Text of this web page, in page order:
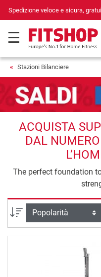
Spedizione veloce e sicura,
Stazioni Bilanciere
ACQUISTA
DAL
The perfect foundation
Ordina per